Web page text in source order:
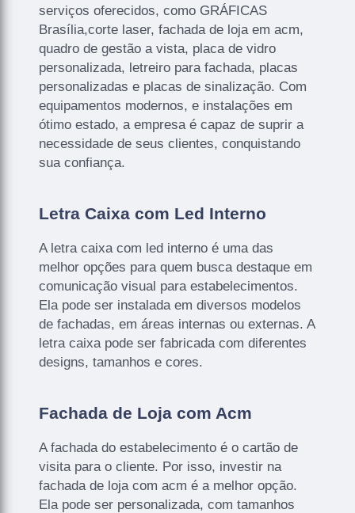
serviços oferecidos, como GRÁFICAS
Brasília,corte laser, fachada de loja em acm,
quadro de gestão a vista, placa de vidro
personalizada, letreiro para fachada, placas
personalizadas e placas de sinalização. Com
equipamentos modernos, e instalações em
ótimo estado, a empresa é capaz de suprir a
necessidade de seus clientes, conquistando
sua confiança.
Letra Caixa com Led Interno
A letra caixa com led interno é uma das
melhor opções para quem busca destaque em
comunicação visual para estabelecimentos.
Ela pode ser instalada em diversos modelos
de fachadas, em áreas internas ou externas. A
letra caixa pode ser fabricada com diferentes
designs, tamanhos e cores.
Fachada de Loja com Acm
A fachada do estabelecimento é o cartão de
visita para o cliente. Por isso, investir na
fachada de loja com acm é a melhor opção.
Ela pode ser personalizada, com tamanhos